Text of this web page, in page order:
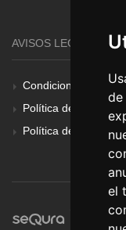
de
el
AVISOS LEGALES
Condiciones
Política de Cookies
Política de